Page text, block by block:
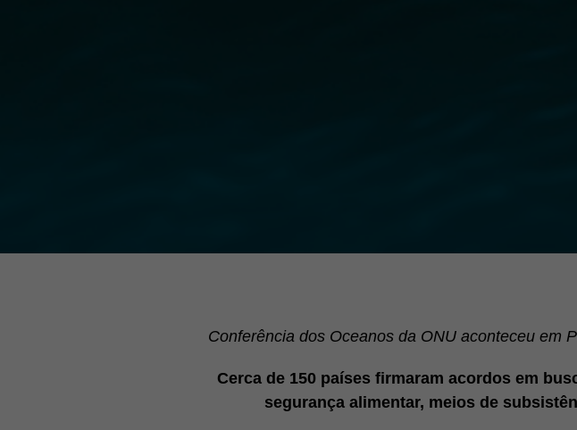
Conferência dos Oceanos da ONU aconteceu em
Cerca de 150 países firmaram acordos em
segurança alimentar, meios de